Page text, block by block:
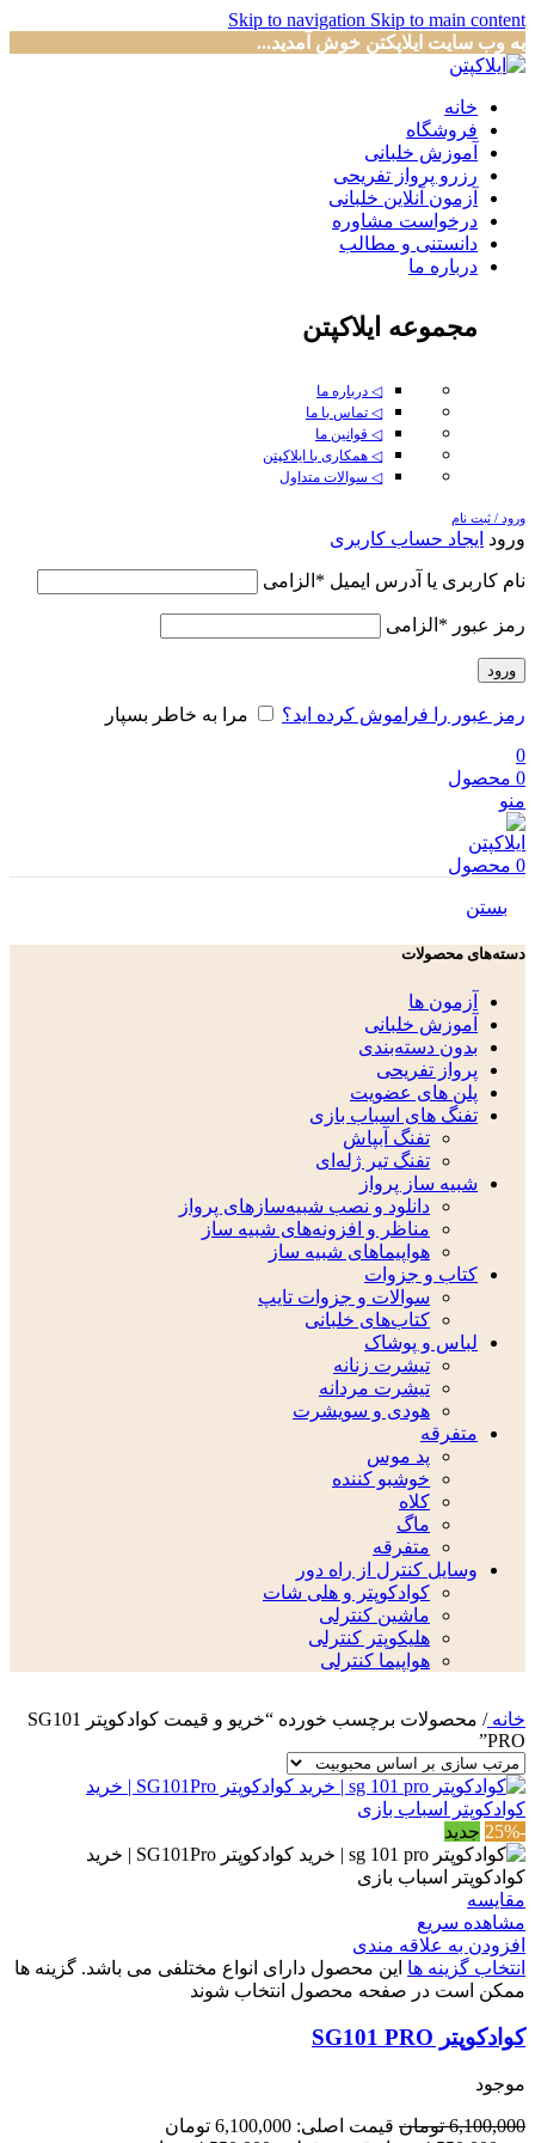
Skip to navigation Skip to main content
به وب سایت ایلاپکتن خوش آمدید...
خانه
فروشگاه
آموزش خلبانی
رزرو پرواز تفریحی
آزمون آنلاین خلبانی
درخواست مشاوره
دانستنی و مطالب
درباره ما
مجموعه ایلاکپتن
◁ درباره ما
◁ تماس با ما
◁ قوانین ما
◁ همکاری با ایلاکپتن
◁ سوالات متداول
ورود / ثبت نام
ورود ایجاد حساب کاربری
نام کاربری یا آدرس ایمیل * الزامی
رمز عبور * الزامی
ورود
رمز عبور را فراموش کرده اید؟
مرا به خاطر بسپار
0
0 محصول
منو
0 محصول
بستن
دسته‌های محصولات
آزمون ها
آموزش خلبانی
بدون دسته‌بندی
پرواز تفریحی
پلن های عضویت
تفنگ های اسباب بازی
تفنگ آبپاش
تفنگ تیر ژله‌ای
شبیه ساز پرواز
دانلود و نصب شبیه‌سازهای پرواز
مناظر و افزونه‌های شبیه ساز
هواپیماهای شبیه ساز
کتاب و جزوات
سوالات و جزوات تایپ
کتاب‌های خلبانی
لباس و پوشاک
تیشرت زنانه
تیشرت مردانه
هودی و سویشرت
متفرقه
پد موس
خوشبو کننده
کلاه
ماگ
متفرقه
وسایل کنترل از راه دور
کوادکوپتر و هلی شات
ماشین کنترلی
هلیکوپتر کنترلی
هواپیما کنترلی
خانه/
محصولات برچسب خورده “خریو و قیمت کوادکوپتر SG101
PRO”
-25% جدید
مقایسه
مشاهده سریع
افزودن به علاقه مندی
انتخاب گزینه ها این محصول دارای انواع مختلفی می باشد. گزینه ها
ممکن است در صفحه محصول انتخاب شوند
کوادکوپتر SG101 PRO
موجود
6,100,000 تومان
قیمت اصلی: 6,100,000 تومان